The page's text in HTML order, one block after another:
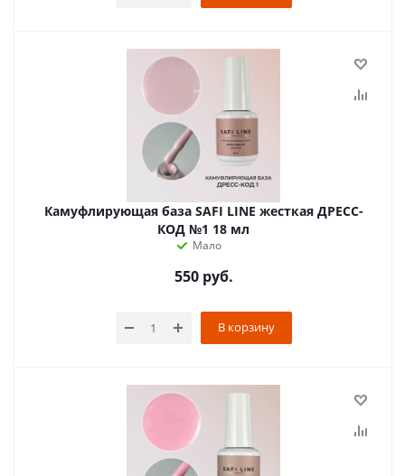
Камуфлирующая база SAFI LINE жесткая ДРЕСС-
КОД №1 18 мл
Мало
550руб.
В корзину